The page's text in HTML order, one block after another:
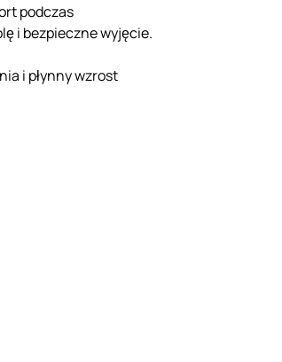
podczas
i bezpieczne wyjęcie.
i płynny wzrost